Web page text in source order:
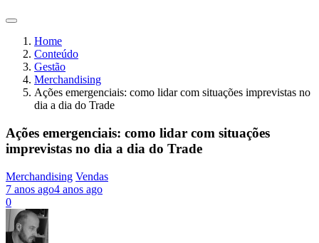
Home
Conteúdo
Gestão
Merchandising
Ações emergenciais: como lidar com situações imprevistas no
dia a dia do Trade
Ações emergenciais: como lidar com situações
imprevistas no dia a dia do Trade
Merchandising Vendas
7 anos ago4 anos ago
0